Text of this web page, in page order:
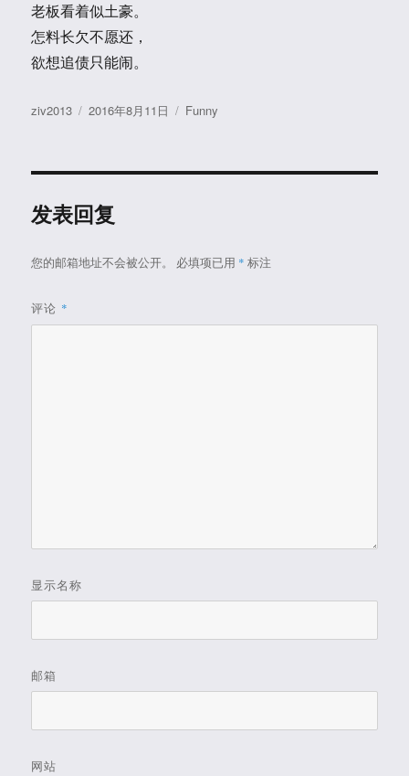
老板看着似土豪。
怎料长欠不愿还，
欲想追债只能闹。
作
ziv2013
发
2016年8月11日
分
Funny
发表回复
您的邮箱地址不会被公开。 必填项已用 * 标注
评论 *
显示名称
邮箱
网站